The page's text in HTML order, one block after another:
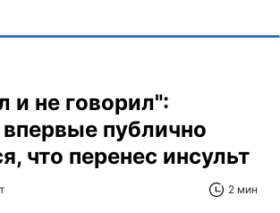
и не говорил":
публично
что перенес инсульт
2 мин